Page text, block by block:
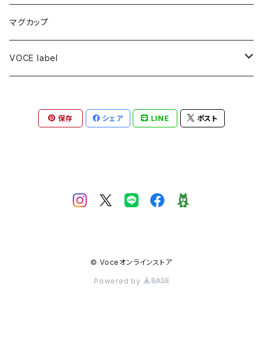
北床宗太郎(Voceアーティストヴァイオリン奏者)
トートバッグ
マグカップ
VOCE label
キャップ
保存 シェア LINE ポスト
© Voceオンラインストア
Powered by